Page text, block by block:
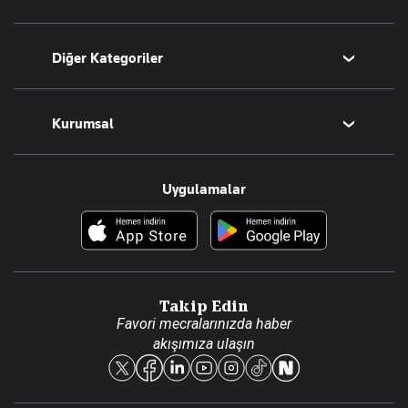
Bugünün Yazarları
Tüm Yazarlar
Diğer Kategoriler
Magazin
Teknoloji
Resmî Ilanlar
Foto Haber
Kurumsal
Hakkımızda
Künye
Reklam Ver
Uygulamalar
Takip Edin
Favori mecralarınızda haber
akışımıza ulaşın